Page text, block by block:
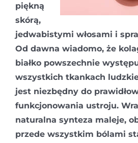
piękną
skórą,
jedwabistymi włosami i
Od dawna wiadomo, że
białko powszechnie
wszystkich tkankach
jest niezbędny do
funkcjonowania ustroju.
naturalna synteza maleje,
przede wszystkim bólami